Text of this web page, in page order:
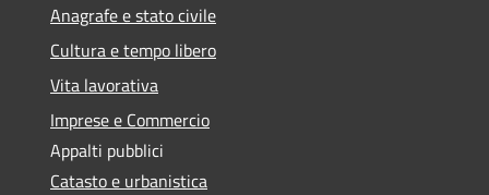
Anagrafe e stato civile
Cultura e tempo libero
Vita lavorativa
Imprese e Commercio
Appalti pubblici
Catasto e urbanistica